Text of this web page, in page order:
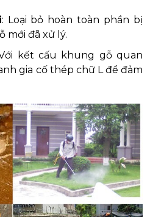
: Loại bỏ hoàn toàn phần bị
mới đã xử lý.
kết cấu khung gỗ quan
gia cố thép chữ L để đảm